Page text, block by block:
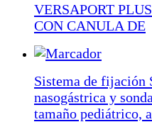
VERSAPORT
CON CANULA DE
Sistema de fijación
nasogástrica y
tamaño pediátrico,